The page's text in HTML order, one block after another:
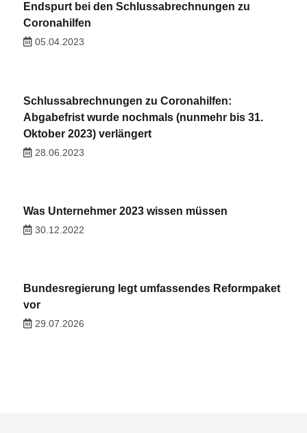
Endspurt bei den Schlussabrechnungen zu
Coronahilfen
05.04.2023
Schlussabrechnungen zu Coronahilfen:
Abgabefrist wurde nochmals (nunmehr bis 31.
Oktober 2023) verlängert
28.06.2023
Was Unternehmer 2023 wissen müssen
30.12.2022
Bundesregierung legt umfassendes Reformpaket
vor
29.07.2026